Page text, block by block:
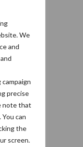
We
and
precise
note that
can
the
screen.
met
Dit